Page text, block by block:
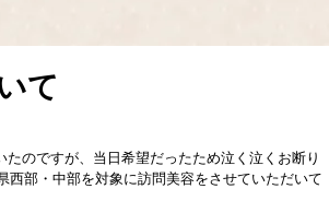
て
のですが、当日希望だったため泣く泣くお断り
西部・中部を対象に訪問美容をさせていただいて